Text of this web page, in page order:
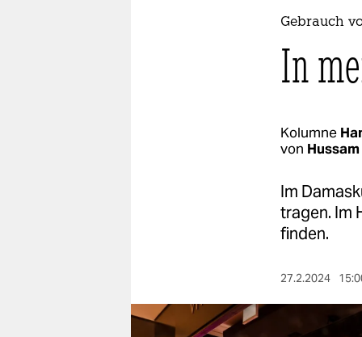
verlag
Gebrauch
In
Kolumne
von
Im
tragen. Im
finden.
27.2.2024